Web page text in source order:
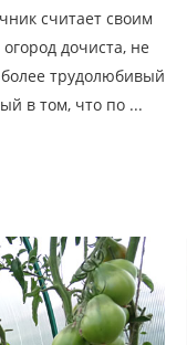
считает своим
дочиста, не
трудолюбивый
в том, что по ...